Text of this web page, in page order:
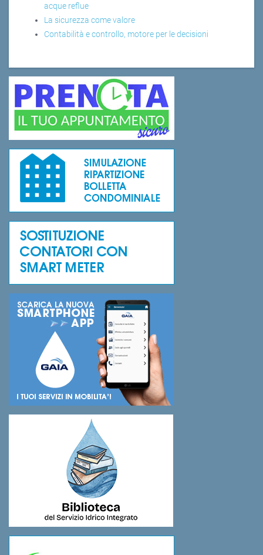
acque reflue
La sicurezza come valore
Contabilità e controllo, motore per le decisioni